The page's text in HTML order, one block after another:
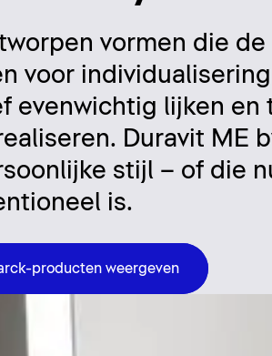
vormen die
voor
evenwichtig lijken
Duravit ME
stijl – of die
is.
producten weergeven